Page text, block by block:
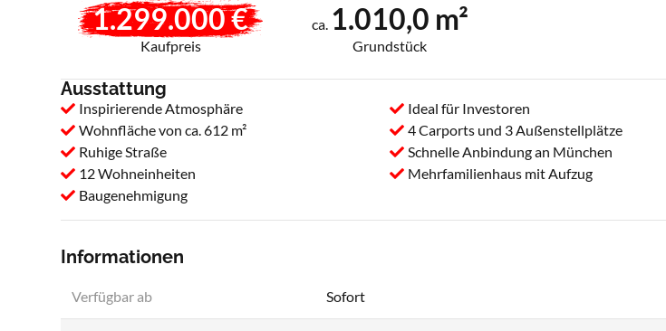
1.299.000 €
Kaufpreis
ca. 1.010,0 m²
Grundstück
Ausstattung
Inspirierende Atmosphäre
Ideal für Investoren
Wohnfläche von ca. 612 m²
4 Carports und 3 Außenstellplätze
Ruhige Straße
Schnelle Anbindung an München
12 Wohneinheiten
Mehrfamilienhaus mit Aufzug
Baugenehmigung
Informationen
Verfügbar ab Sofort